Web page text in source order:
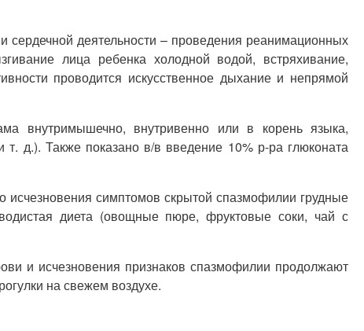
сердечной деятельности – проведения реанимационных
лица ребенка холодной водой, встряхивание,
проводится искусственное дыхание и непрямой
внутримышечно, внутривенно или в корень языка,
д.). Также показано в/в введение 10% р-ра глюконата
симптомов скрытой спазмофилии грудные
диета (овощные пюре, фруктовые соки, чай с
и исчезновения признаков спазмофилии продолжают
на свежем воздухе.